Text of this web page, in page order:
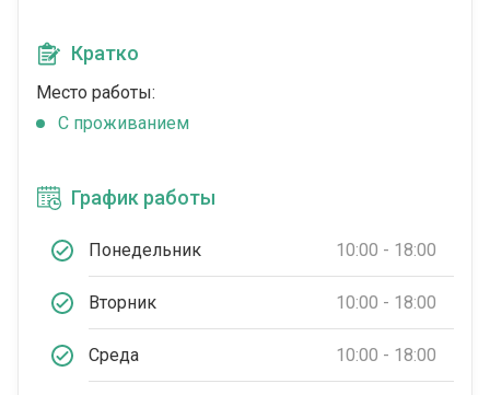
Кратко
Место работы:
C проживанием
График работы
Понедельник 10:00 - 18:00
Вторник 10:00 - 18:00
Среда 10:00 - 18:00